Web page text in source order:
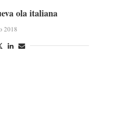
ola italiana
2018